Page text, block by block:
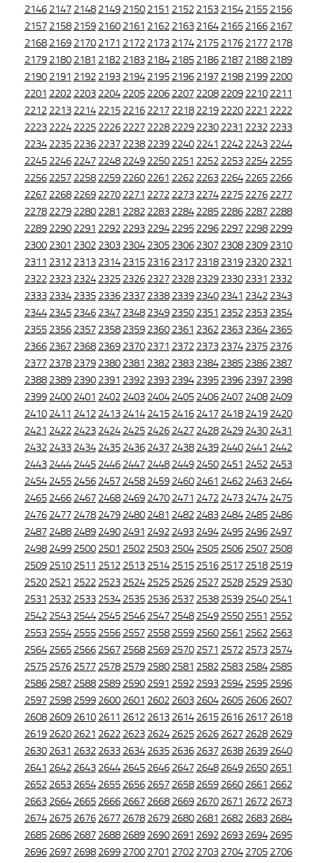
2146 2147 2148 2149 2150 2151 2152 2153 2154 2155 2156
2157 2158 2159 2160 2161 2162 2163 2164 2165 2166 2167
2168 2169 2170 2171 2172 2173 2174 2175 2176 2177 2178
2179 2180 2181 2182 2183 2184 2185 2186 2187 2188 2189
2190 2191 2192 2193 2194 2195 2196 2197 2198 2199 2200
2201 2202 2203 2204 2205 2206 2207 2208 2209 2210 2211
2212 2213 2214 2215 2216 2217 2218 2219 2220 2221 2222
2223 2224 2225 2226 2227 2228 2229 2230 2231 2232 2233
2234 2235 2236 2237 2238 2239 2240 2241 2242 2243 2244
2245 2246 2247 2248 2249 2250 2251 2252 2253 2254 2255
2256 2257 2258 2259 2260 2261 2262 2263 2264 2265 2266
2267 2268 2269 2270 2271 2272 2273 2274 2275 2276 2277
2278 2279 2280 2281 2282 2283 2284 2285 2286 2287 2288
2289 2290 2291 2292 2293 2294 2295 2296 2297 2298 2299
2300 2301 2302 2303 2304 2305 2306 2307 2308 2309 2310
2311 2312 2313 2314 2315 2316 2317 2318 2319 2320 2321
2322 2323 2324 2325 2326 2327 2328 2329 2330 2331 2332
2333 2334 2335 2336 2337 2338 2339 2340 2341 2342 2343
2344 2345 2346 2347 2348 2349 2350 2351 2352 2353 2354
2355 2356 2357 2358 2359 2360 2361 2362 2363 2364 2365
2366 2367 2368 2369 2370 2371 2372 2373 2374 2375 2376
2377 2378 2379 2380 2381 2382 2383 2384 2385 2386 2387
2388 2389 2390 2391 2392 2393 2394 2395 2396 2397 2398
2399 2400 2401 2402 2403 2404 2405 2406 2407 2408 2409
2410 2411 2412 2413 2414 2415 2416 2417 2418 2419 2420
2421 2422 2423 2424 2425 2426 2427 2428 2429 2430 2431
2432 2433 2434 2435 2436 2437 2438 2439 2440 2441 2442
2443 2444 2445 2446 2447 2448 2449 2450 2451 2452 2453
2454 2455 2456 2457 2458 2459 2460 2461 2462 2463 2464
2465 2466 2467 2468 2469 2470 2471 2472 2473 2474 2475
2476 2477 2478 2479 2480 2481 2482 2483 2484 2485 2486
2487 2488 2489 2490 2491 2492 2493 2494 2495 2496 2497
2498 2499 2500 2501 2502 2503 2504 2505 2506 2507 2508
2509 2510 2511 2512 2513 2514 2515 2516 2517 2518 2519
2520 2521 2522 2523 2524 2525 2526 2527 2528 2529 2530
2531 2532 2533 2534 2535 2536 2537 2538 2539 2540 2541
2542 2543 2544 2545 2546 2547 2548 2549 2550 2551 2552
2553 2554 2555 2556 2557 2558 2559 2560 2561 2562 2563
2564 2565 2566 2567 2568 2569 2570 2571 2572 2573 2574
2575 2576 2577 2578 2579 2580 2581 2582 2583 2584 2585
2586 2587 2588 2589 2590 2591 2592 2593 2594 2595 2596
2597 2598 2599 2600 2601 2602 2603 2604 2605 2606 2607
2608 2609 2610 2611 2612 2613 2614 2615 2616 2617 2618
2619 2620 2621 2622 2623 2624 2625 2626 2627 2628 2629
2630 2631 2632 2633 2634 2635 2636 2637 2638 2639 2640
2641 2642 2643 2644 2645 2646 2647 2648 2649 2650 2651
2652 2653 2654 2655 2656 2657 2658 2659 2660 2661 2662
2663 2664 2665 2666 2667 2668 2669 2670 2671 2672 2673
2674 2675 2676 2677 2678 2679 2680 2681 2682 2683 2684
2685 2686 2687 2688 2689 2690 2691 2692 2693 2694 2695
2696 2697 2698 2699 2700 2701 2702 2703 2704 2705 2706